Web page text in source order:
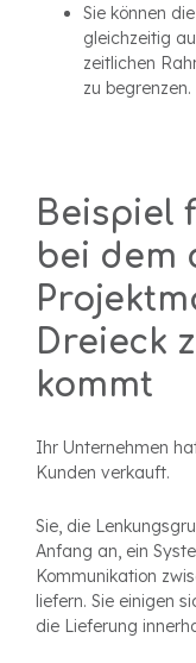
Sie können die
gleichzeitig
zeitlichen
zu begrenzen.
Beispiel
bei dem
Dreieck
kommt
Ihr Unternehmen
Kunden verkauft.
Sie, die
Anfang an, ein
Kommunikation
liefern. Sie einigen
die Lieferung